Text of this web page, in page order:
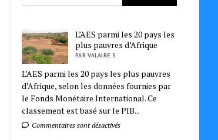
L’AES parmi les 20 pays les
plus pauvres d’Afrique
PAR VALAIRE S
L’AES parmi les 20 pays les plus pauvres
d’Afrique, selon les données fournies par
le Fonds Monétaire International. Ce
classement est basé sur le PIB...
Commentaires sont désactivés